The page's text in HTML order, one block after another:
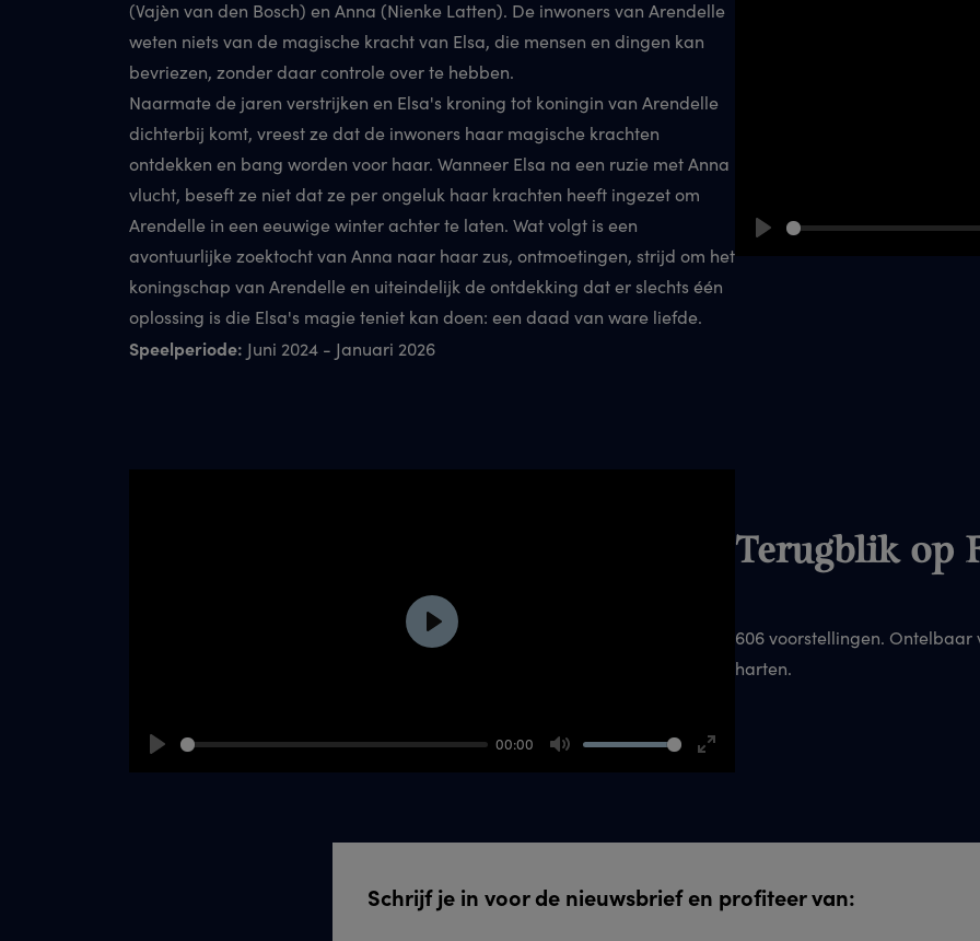
(Vajèn van den Bosch) en Anna (Nienke Latten). De inwoners van Arendelle
weten niets van de magische kracht van Elsa, die mensen en dingen kan
bevriezen, zonder daar controle over te hebben.
Naarmate de jaren verstrijken en Elsa's kroning tot koningin van Arendelle
dichterbij komt, vreest ze dat de inwoners haar magische krachten
ontdekken en bang worden voor haar. Wanneer Elsa na een ruzie met Anna
vlucht, beseft ze niet dat ze per ongeluk haar krachten heeft ingezet om
Arendelle in een eeuwige winter achter te laten. Wat volgt is een
avontuurlijke zoektocht van Anna naar haar zus, ontmoetingen, strijd om het
koningschap van Arendelle en uiteindelijk de ontdekking dat er slechts één
oplossing is die Elsa's magie teniet kan doen: een daad van ware liefde.
Speelperiode: Juni 2024 - Januari 2026
Terugblik op
606 voorstellingen. Ontelbaar
harten.
00:00
Play
Schrijf je in voor de nieuwsbrief en profiteer van: